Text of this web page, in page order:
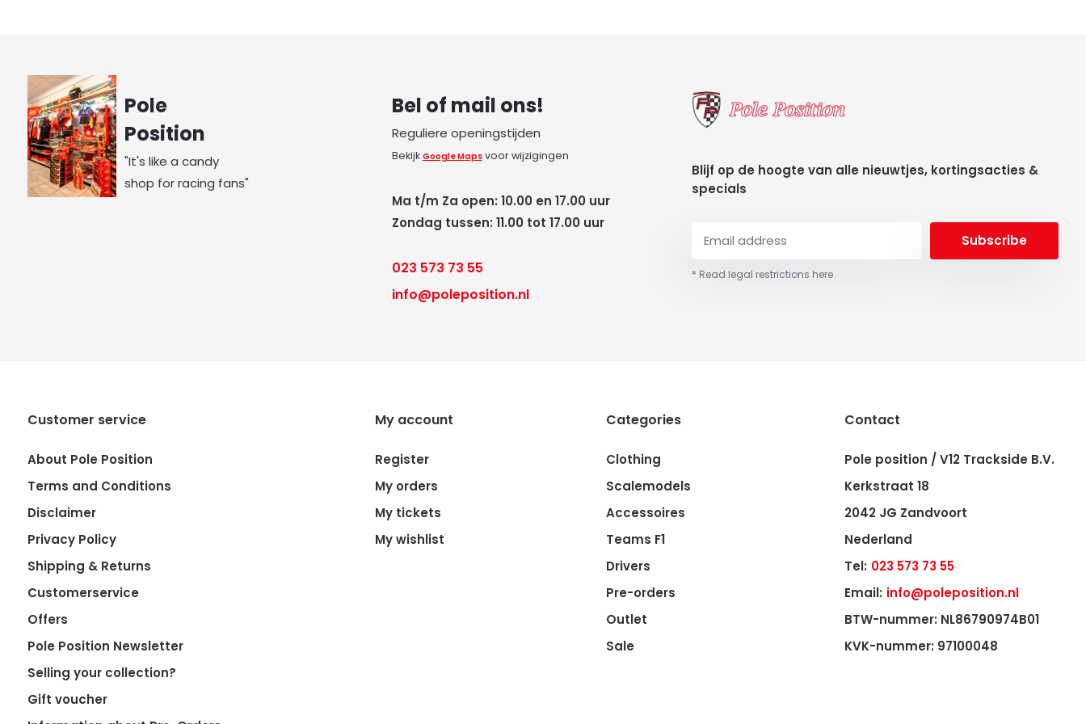
Pole
Position
"It's like a candy
shop for racing fans"
Bel of mail ons!
Reguliere openingstijden
Bekijk Google Mapsvoor wijzigingen
Ma t/m Za open: 10.00 en 17.00 uur
Zondag tussen: 11.00 tot 17.00 uur
023 573 73 55
info@poleposition.nl
Blijf op de hoogte van alle nieuwtjes, kortingsacties &
specials
Subscribe
* Read legal restrictions here
Customer service
About Pole Position
Terms and Conditions
Disclaimer
Privacy Policy
Shipping & Returns
Customerservice
Offers
Pole Position Newsletter
Selling your collection?
Gift voucher
My account
Register
My orders
My tickets
My wishlist
Categories
Clothing
Scalemodels
Accessoires
Teams F1
Drivers
Pre-orders
Outlet
Sale
Contact
Pole position / V12 Trackside B.V.
Kerkstraat 18
2042 JG Zandvoort
Nederland
Tel: 023 573 73 55
Email: info@poleposition.nl
BTW-nummer: NL86790974B01
KVK-nummer: 97100048